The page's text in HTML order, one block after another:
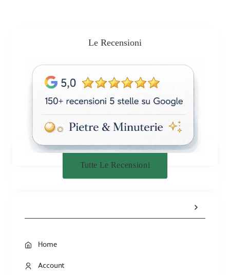
Le Recensioni
Tutte Le Recensioni
Home
Account